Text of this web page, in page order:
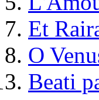
Et
O
Beati